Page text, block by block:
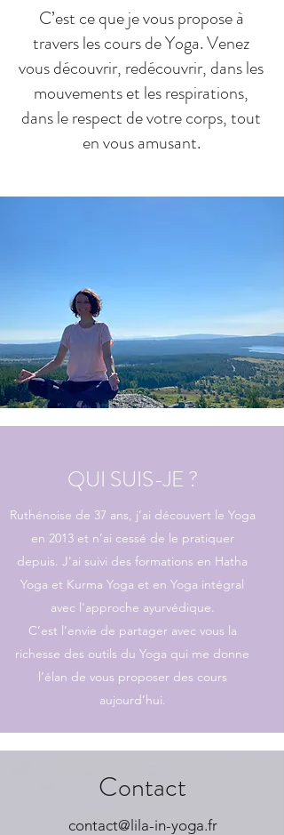
C’est ce que je vous propose à
travers les cours de Yoga. Venez
vous découvrir, redécouvrir, dans les
mouvements et les respirations,
dans le respect de votre corps, tout
en vous amusant.
QUI SUIS-JE ?
Ruthénoise de 37 ans, j’ai découvert le Yoga
en 2013 et n’ai cessé de le pratiquer
depuis. J'ai suivi des formations en Hatha
Yoga et Kurma Yoga et en Yoga intégral
avec l'approche ayurvédique.
C’est l’envie de partager avec vous la
richesse des outils du Yoga qui me donne
l’élan de vous proposer des cours
aujourd’hui.
Contact
contact@lila-in-yoga.fr